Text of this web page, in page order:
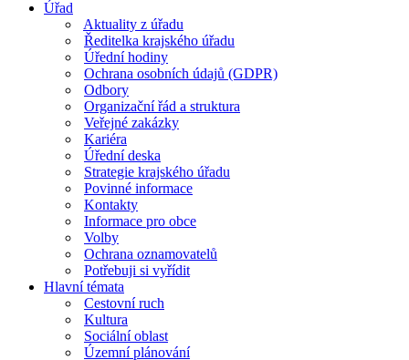
Úřad
Aktuality z úřadu
Ředitelka krajského úřadu
Úřední hodiny
Ochrana osobních údajů (GDPR)
Odbory
Organizační řád a struktura
Veřejné zakázky
Kariéra
Úřední deska
Strategie krajského úřadu
Povinné informace
Kontakty
Informace pro obce
Volby
Ochrana oznamovatelů
Potřebuji si vyřídit
Hlavní témata
Cestovní ruch
Kultura
Sociální oblast
Územní plánování